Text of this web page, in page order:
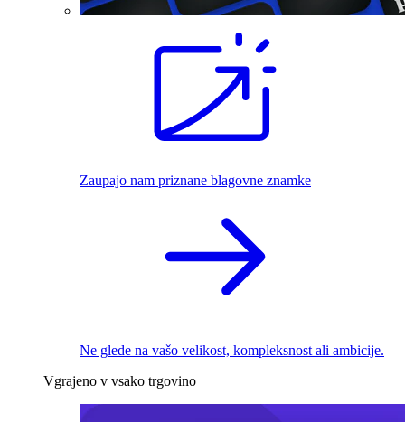
Zaupajo nam priznane blagovne znamke
Ne glede na vašo velikost, kompleksnost ali ambicije.
Vgrajeno v vsako trgovino